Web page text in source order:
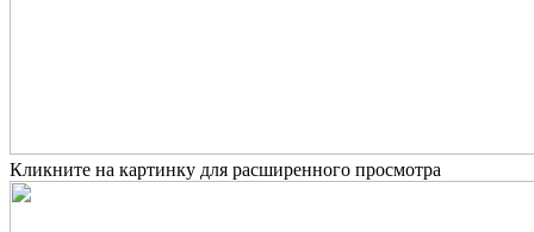
Кликните на картинку для расширенного просмотра